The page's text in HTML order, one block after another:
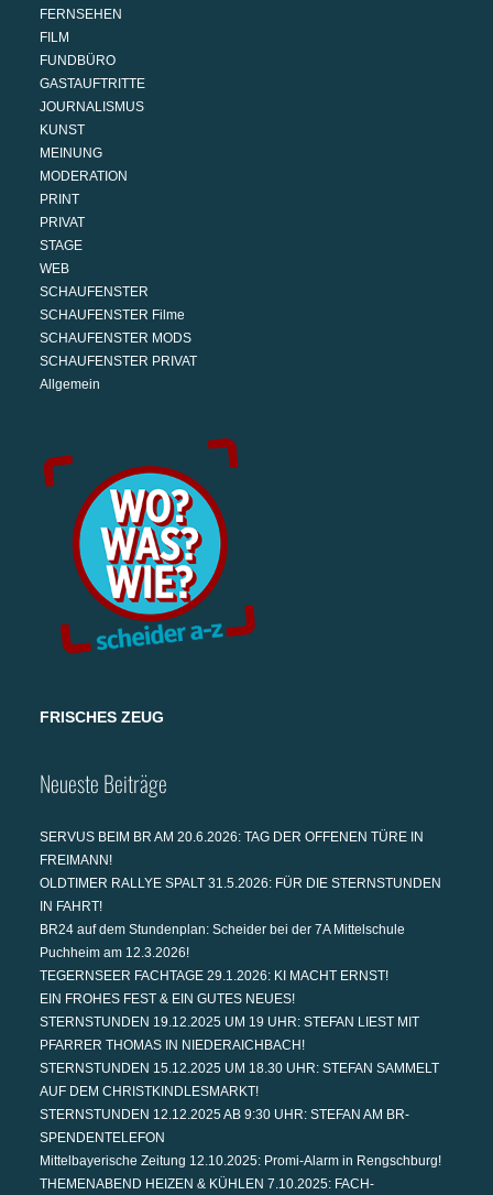
FERNSEHEN
FILM
FUNDBÜRO
GASTAUFTRITTE
JOURNALISMUS
KUNST
MEINUNG
MODERATION
PRINT
PRIVAT
STAGE
WEB
SCHAUFENSTER
SCHAUFENSTER Filme
SCHAUFENSTER MODS
SCHAUFENSTER PRIVAT
Allgemein
FRISCHES ZEUG
Neueste Beiträge
SERVUS BEIM BR AM 20.6.2026: TAG DER OFFENEN TÜRE IN
FREIMANN!
OLDTIMER RALLYE SPALT 31.5.2026: FÜR DIE STERNSTUNDEN
IN FAHRT!
BR24 auf dem Stundenplan: Scheider bei der 7A Mittelschule
Puchheim am 12.3.2026!
TEGERNSEER FACHTAGE 29.1.2026: KI MACHT ERNST!
EIN FROHES FEST & EIN GUTES NEUES!
STERNSTUNDEN 19.12.2025 UM 19 UHR: STEFAN LIEST MIT
PFARRER THOMAS IN NIEDERAICHBACH!
STERNSTUNDEN 15.12.2025 UM 18.30 UHR: STEFAN SAMMELT
AUF DEM CHRISTKINDLESMARKT!
STERNSTUNDEN 12.12.2025 AB 9:30 UHR: STEFAN AM BR-
SPENDENTELEFON
Mittelbayerische Zeitung 12.10.2025: Promi-Alarm in Rengschburg!
THEMENABEND HEIZEN & KÜHLEN 7.10.2025: FACH-